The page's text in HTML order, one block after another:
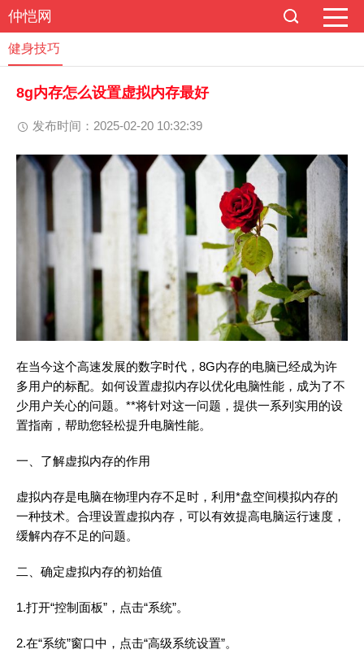
仲恺网
健身技巧
8g内存怎么设置虚拟内存最好
发布时间：2025-02-20 10:32:39
在当今这个高速发展的数字时代，8G内存的电脑已经成为许
多用户的标配。如何设置虚拟内存以优化电脑性能，成为了不
少用户关心的问题。**将针对这一问题，提供一系列实用的设
置指南，帮助您轻松提升电脑性能。
一、了解虚拟内存的作用
虚拟内存是电脑在物理内存不足时，利用*盘空间模拟内存的
一种技术。合理设置虚拟内存，可以有效提高电脑运行速度，
缓解内存不足的问题。
二、确定虚拟内存的初始值
1.打开“控制面板”，点击“系统”。
2.在“系统”窗口中，点击“高级系统设置”。